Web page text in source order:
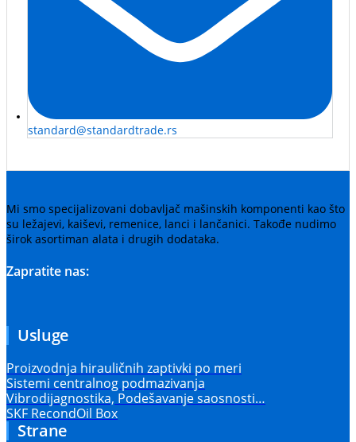
standard@standardtrade.rs
Mi smo specijalizovani dobavljač mašinskih komponenti kao što
su ležajevi, kaiševi, remenice, lanci i lančanici. Takođe nudimo
širok asortiman alata i drugih dodataka.
Zapratite nas:
Usluge
Proizvodnja hirauličnih zaptivki po meri
Sistemi centralnog podmazivanja
Vibrodijagnostika, Podešavanje saosnosti…
SKF RecondOil Box
Strane